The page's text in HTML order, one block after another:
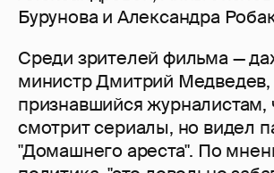
Бурунова и Александра
Среди зрителей фильма —
министр Дмитрий Медведев,
признавшийся журналистам,
смотрит сериалы, но видел
"Домашнего ареста". По